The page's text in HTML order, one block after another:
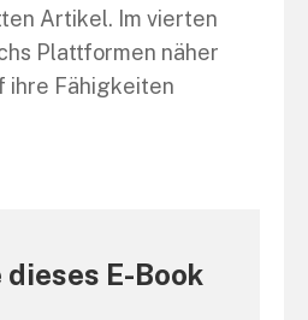
Artikel. Im vierten
Plattformen näher
ihre Fähigkeiten
dieses E-Book